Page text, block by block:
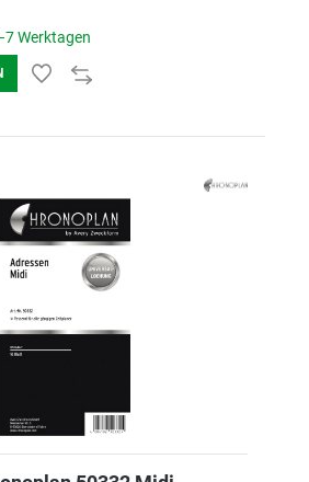
Werktagen